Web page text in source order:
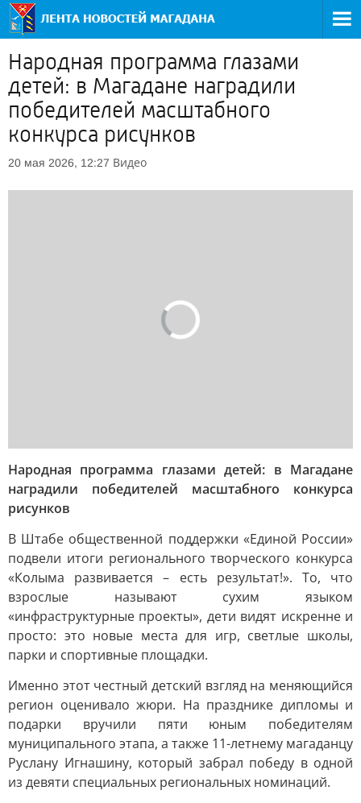
Народная программа глазами
детей: в Магадане наградили
победителей масштабного
конкурса рисунков
20 мая 2026, 12:27 Видео
Народная программа глазами детей: в Магадане
наградили победителей масштабного конкурса
рисунков
В Штабе общественной поддержки «Единой России»
подвели итоги регионального творческого конкурса
«Колыма развивается – есть результат!». То, что
взрослые называют сухим языком
«инфраструктурные проекты», дети видят искренне и
просто: это новые места для игр, светлые школы,
парки и спортивные площадки.
Именно этот честный детский взгляд на меняющийся
регион оценивало жюри. На празднике дипломы и
подарки вручили пяти юным победителям
муниципального этапа, а также 11-летнему магаданцу
Руслану Игнашину, который забрал победу в одной
из девяти специальных региональных номинаций.